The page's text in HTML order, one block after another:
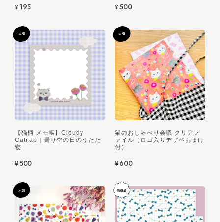
¥195 ¥500
【猫柄 メモ帳】Cloudy
Catnap｜曇り空の日のうたた
寝
¥500
猫のおしゃべり会議 クリアフ
ァイル（ロゴ入りデザペおまけ
付）
¥600